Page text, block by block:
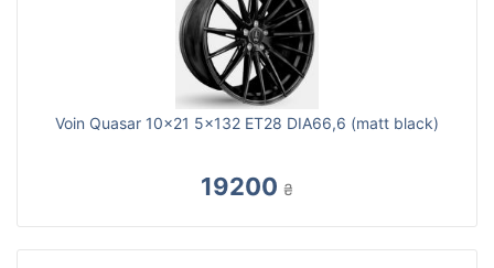
Voin Quasar 10x21 5x132 ET28 DIA66,6 (matt black)
19200 ₴